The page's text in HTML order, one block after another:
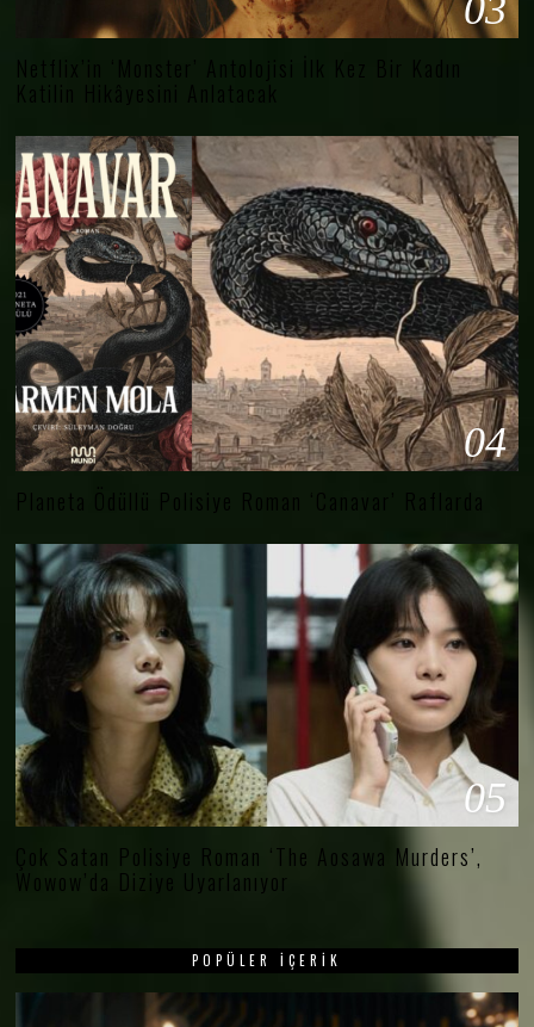
03
Netflix’in ‘Monster’ Antolojisi İlk Kez Bir Kadın
Katilin Hikâyesini Anlatacak
04
Planeta Ödüllü Polisiye Roman ‘Canavar’ Raflarda
05
Çok Satan Polisiye Roman ‘The Aosawa Murders’,
Wowow’da Diziye Uyarlanıyor
POPÜLER İÇERIK